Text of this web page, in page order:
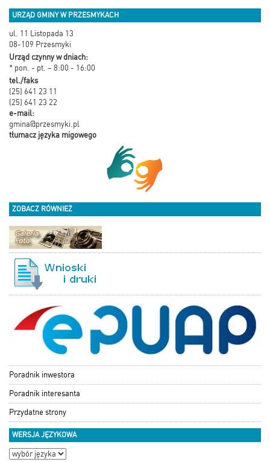
URZĄD GMINY W PRZESMYKACH
ul. 11 Listopada 13
08-109 Przesmyki
Urząd czynny w dniach:
* pon. - pt. – 8:00 - 16:00
tel./faks
(25) 641 23 11
(25) 641 23 22
e-mail:
gmina@przesmyki.pl
tłumacz języka migowego
ZOBACZ RÓWNIEŻ
Poradnik inwestora
Poradnik interesanta
Przydatne strony
WERSJA JĘZYKOWA